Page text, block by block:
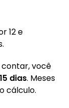
12 e
você
dias. Meses
cálculo.